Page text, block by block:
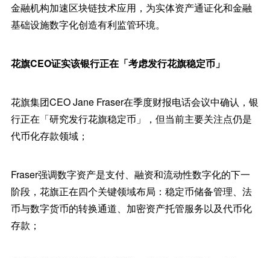
金融机构加速区块链技术应用，为实体资产通证化和金融
基础设施数字化创造有利监管环境。
花旗CEO证实该银行正在「考虑发行花旗稳定币」
花旗集团CEO Jane Fraser在季度财报电话会议中确认，银
行正在「研究发行花旗稳定币」，但当前主要关注点仍是
代币化存款领域；
Fraser强调数字资产是支付、融资和流动性数字化的下一
阶段，花旗正在四个关键领域布局：稳定币储备管理、法
币与数字货币的转换通道、加密资产托管服务以及代币化
存款；